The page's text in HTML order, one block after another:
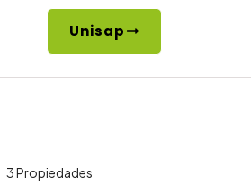
Unisap
3 Propiedades